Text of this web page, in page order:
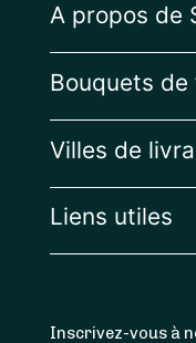
A propos de
Bouquets de
Villes de
Liens utiles
Inscrivez-vous à